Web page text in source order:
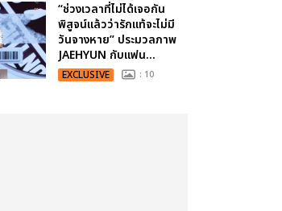
“ช่วงเวลาที่ไม่ได้เจอกัน
พิสูจน์แล้วว่ารักแท้จะไม่มี
วันจางหาย” ประมวลภาพ
JAEHYUN กับแฟน...
EXCLUSIVE : 10